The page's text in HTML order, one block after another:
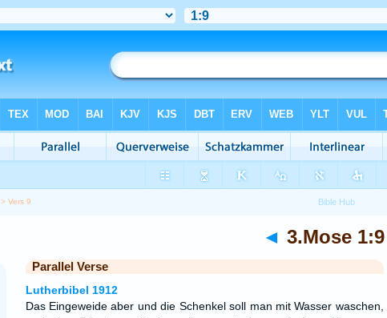
> Vers 9
◄ 3.Mose 1:9
Parallel Verse
Lutherbibel 1912
Das Eingeweide aber und die Schenkel soll man mit Wasser waschen,